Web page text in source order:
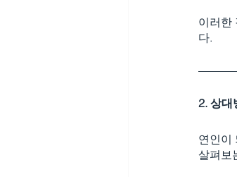
이러한
다.
2. 상대
연인이
살펴보